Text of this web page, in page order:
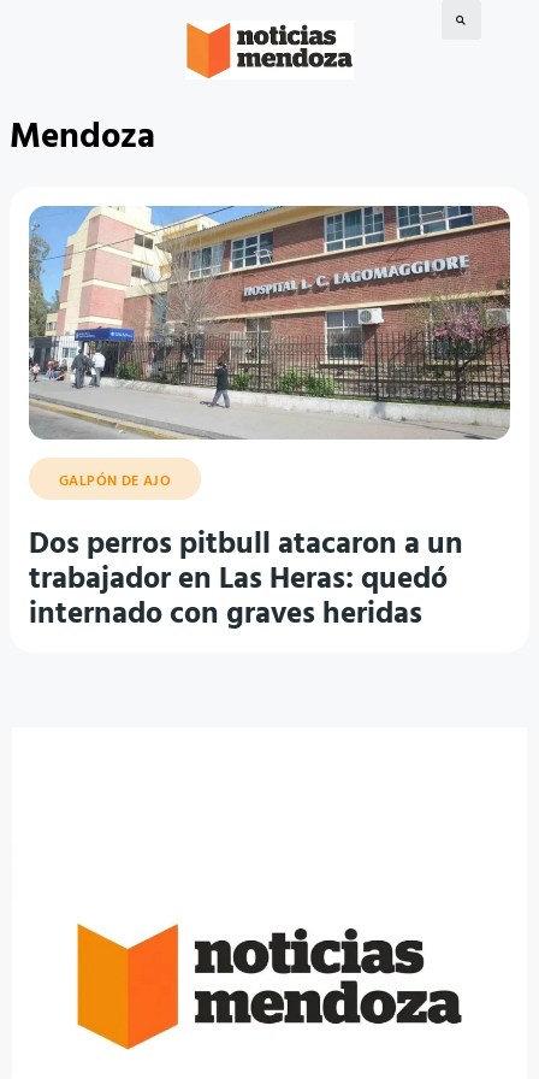
Mendoza
GALPÓN DE AJO
Dos perros pitbull atacaron a un
trabajador en Las Heras: quedó
internado con graves heridas